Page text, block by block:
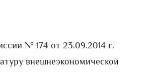
№ 174 от 23.09.2014 г.
внешнеэкономической